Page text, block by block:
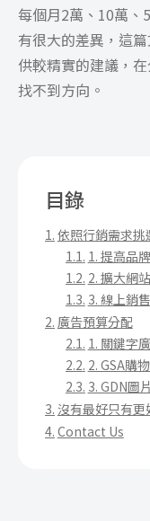
每個月2萬、10萬、
有很大的差異，這
供較精實的建議，
找不到方向。
目錄
依照行銷需求挑
1. 提高品
2. 擴大網
3. 線上銷
廣告預算分配
1. 關鍵字
2. GSA購
3. GDN圖
沒有最好只有
Contact Us